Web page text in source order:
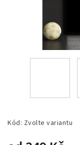
Kód: Zvolte variantu